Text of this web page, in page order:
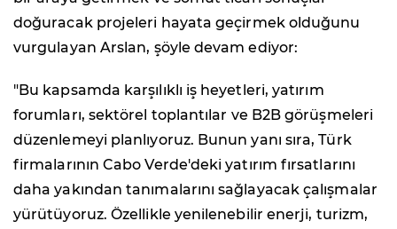
doğuracak projeleri hayata geçirmek olduğunu
vurgulayan Arslan, şöyle devam ediyor:
"Bu kapsamda karşılıklı iş heyetleri, yatırım
forumları, sektörel toplantılar ve B2B görüşmeleri
düzenlemeyi planlıyoruz. Bunun yanı sıra, Türk
firmalarının Cabo Verde'deki yatırım fırsatlarını
daha yakından tanımalarını sağlayacak çalışmalar
yürütüyoruz. Özellikle yenilenebilir enerji, turizm,